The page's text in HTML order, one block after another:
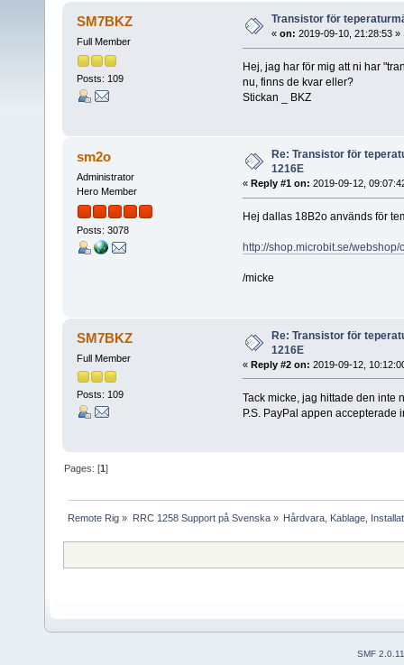
SM7BKZ
Full Member
Posts: 109
Transistor för
« on: 2019-09-10, 21:28:53 »
Hej, jag har för mig att ni har
nu, finns de kvar eller?
Stickan _ BKZ
sm2o
Administrator
Hero Member
Posts: 3078
Re: Transistor för
1216E
« Reply #1 on: 2019-09-12,
Hej dallas 18B2o används för
http://shop.microbit.se/
/micke
SM7BKZ
Full Member
Posts: 109
Re: Transistor för
1216E
« Reply #2 on: 2019-09-12,
Tack micke, jag hittade den inte
P.S. PayPal appen accepterade
Pages: [1]
Remote Rig » RRC 1258 Support på Svenska» Hårdvara, Kablage,
SMF 2.0.11